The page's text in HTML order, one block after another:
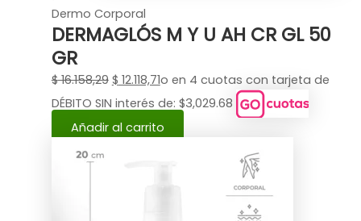
Dermo Corporal
DERMAGLÓS M Y U AH CR GL 50
GR
$16.158,29 $ 12.118,71o en 4 cuotas con tarjeta de
DÉBITO SIN interés de: $3,029.68
Añadir al carrito